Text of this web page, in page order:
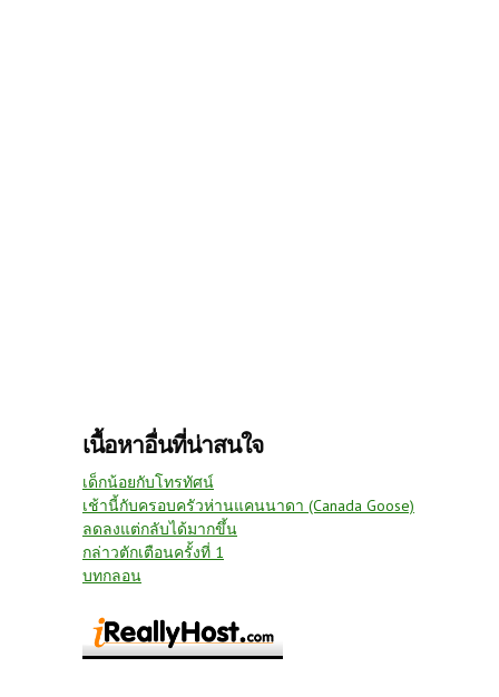
เนื้อหาอื่นที่น่าสนใจ
เด็กน้อยกับโทรทัศน์
เช้านี้กับครอบครัวห่านแคนนาดา (Canada Goose)
ลดลงแต่กลับได้มากขึ้น
กล่าวตักเตือนครั้งที่ 1
บทกลอน